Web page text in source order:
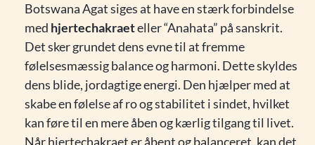
Botswana Agat siges at have en stærk forbindelse
med hjertechakraeteller “Anahata” på sanskrit.
Det sker grundet dens evne til at fremme
følelsesmæssig balance og harmoni. Dette skyldes
dens blide, jordagtige energi. Den hjælper med at
skabe en følelse af ro og stabilitet i sindet, hvilket
kan føre til en mere åben og kærlig tilgang til livet.
Når hjertechakraet er åbent og balanceret, kan det